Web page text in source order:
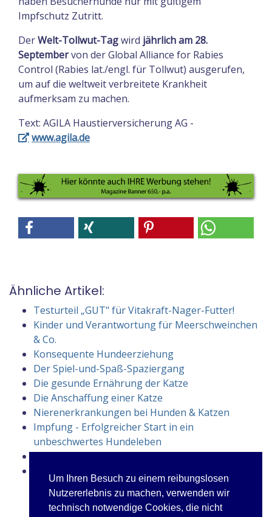
Um Ihren Besuch zu einem reibungslosen
Nutzererlebnis zu machen, verwenden wir
technisch notwendige Cookies, die nicht
Impfschutz Zutritt.
DerWelt-Tollwut-Tagwird jährlich am 28.
Septembervon der Global Alliance for Rabies
Control (Rabies lat./engl. für Tollwut) ausgerufen,
um auf die weltweit verbreitete Krankheit
aufmerksam zu machen.
Text: AGILA Haustierversicherung AG -
www.agila.de
Ähnliche Artikel:
Testurteil „GUT" für Vitakraft-Nager-Futter!
Kinder und Verantwortung für Meerschweinchen
& Co.
Konsequente Hundeerziehung
Der Spiel-und-Spaß-Spaziergang
Die gesunde Ernährung der Katze
Die Anschaffung einer Katze
Nierenerkrankungen bei Hunden & Katzen
Impfung - Erfolgreicher Start in ein
unbeschwertes Hundeleben
Heiße Tipps für kalte Schnauzen